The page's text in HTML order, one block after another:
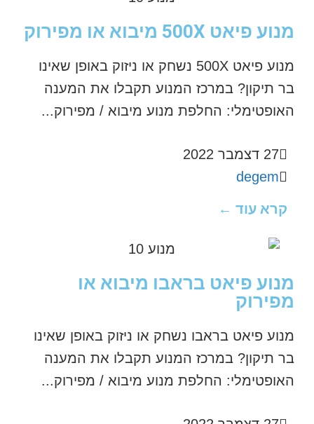
מנוע פיאט 500X מיבוא או מפירוק
מנוע פיאט 500X נשחק או ניזוק באופן שאינו
בר תיקון? במרכז המנוע תקבלו את המענה
האופטימלי: החלפת מנוע מיבוא / מפירוק...
27 דצמבר 2022
degem
קרא עוד ←
מנוע פיאט בראבו מיבוא או
מפירוק
מנוע פיאט בראבו נשחק או ניזוק באופן שאינו
בר תיקון? במרכז המנוע תקבלו את המענה
האופטימלי: החלפת מנוע מיבוא / מפירוק...